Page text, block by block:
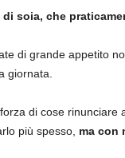
di soia, che
di grande appetito
giornata.
di cose rinunciare
più spesso, ma con